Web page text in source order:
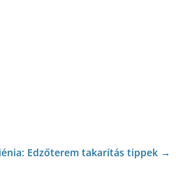
Edzőterem takarítás tippek →